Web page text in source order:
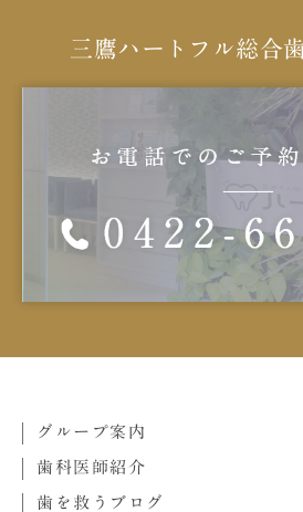
三鷹ハートフル総合
グループ案内
歯科医師紹介
歯を救うブログ